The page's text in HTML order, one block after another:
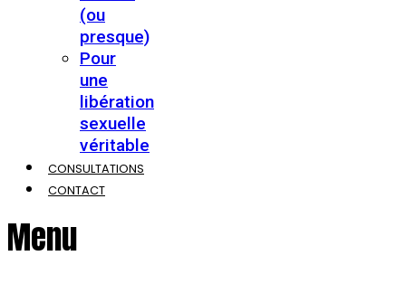
(ou
presque)
Pour
une
libération
sexuelle
véritable
CONSULTATIONS
CONTACT
Menu